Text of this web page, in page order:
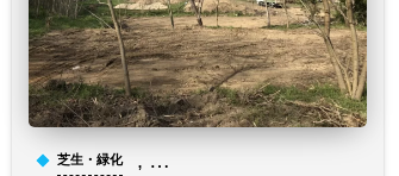
芝生・緑化 , …